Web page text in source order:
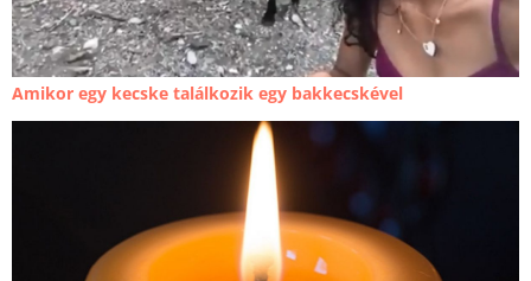
Amikor egy kecske találkozik egy bakkecskével